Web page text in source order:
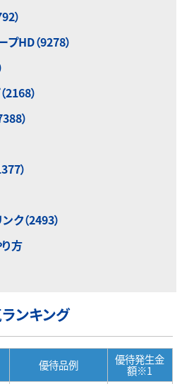
）
HD（9278）
）
）
）
ク（2493）
方
ンキング
優待品例 優待発生金
額※1